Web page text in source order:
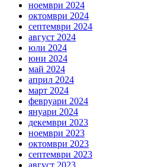
ноември 2024
октомври 2024
септември 2024
август 2024
юли 2024
юни 2024
май 2024
април 2024
март 2024
февруари 2024
януари 2024
декември 2023
ноември 2023
октомври 2023
септември 2023